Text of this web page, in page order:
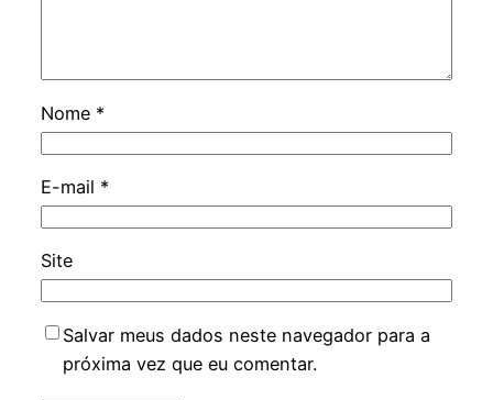
Nome *
E-mail *
Site
Salvar meus dados neste navegador para a
próxima vez que eu comentar.